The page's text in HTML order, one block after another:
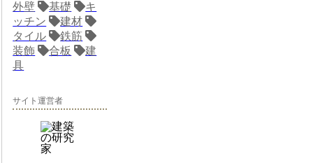
外壁
基礎
キ
ッチン
建材
タイル
鉄筋
装飾
合板
建
具
サイト運営者